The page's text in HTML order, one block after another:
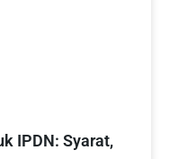
IPDN: Syarat,